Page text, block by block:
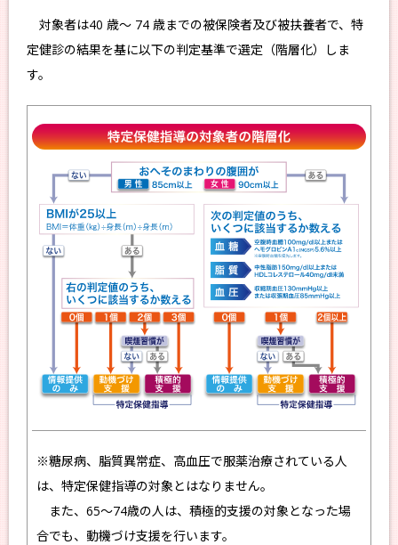
対象者は40 歳～ 74 歳までの被保険者及び被扶養者で、特
定健診の結果を基に以下の判定基準で選定（階層化）しま
す。
※糖尿病、脂質異常症、高血圧で服薬治療されている人
は、特定保健指導の対象とはなりません。
また、65～74歳の人は、積極的支援の対象となった場
合でも、動機づけ支援を行います。